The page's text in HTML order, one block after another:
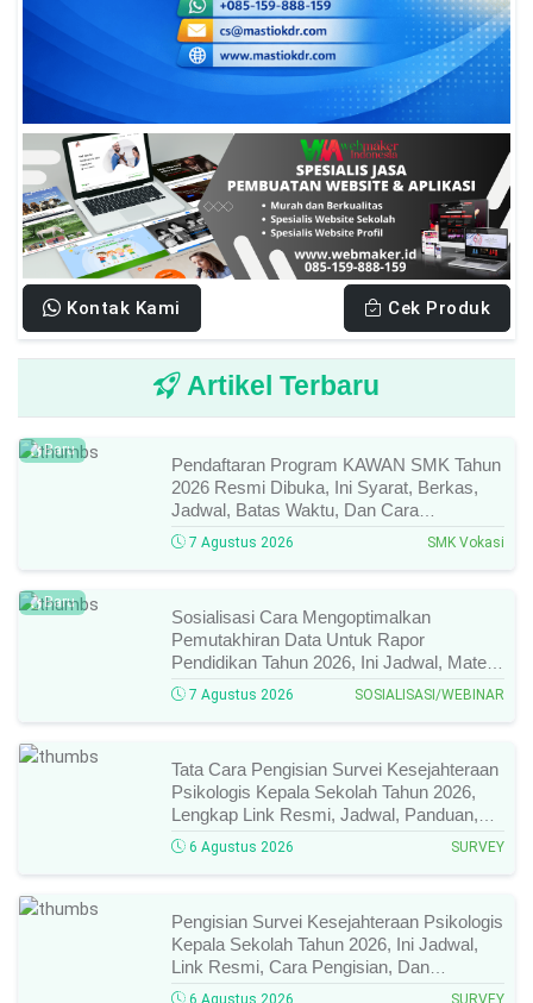
Kontak Kami Cek Produk
Artikel Terbaru
Baru
Pendaftaran Program KAWAN SMK Tahun
2026 Resmi Dibuka, Ini Syarat, Berkas,
Jadwal, Batas Waktu, Dan Cara
Pendaftarannya!
7 Agustus 2026 SMK Vokasi
Baru
Sosialisasi Cara Mengoptimalkan
Pemutakhiran Data Untuk Rapor
Pendidikan Tahun 2026, Ini Jadwal, Materi,
Narasumber, Dan Link Mengikutinya!
7 Agustus 2026 SOSIALISASI/WEBINAR
Tata Cara Pengisian Survei Kesejahteraan
Psikologis Kepala Sekolah Tahun 2026,
Lengkap Link Resmi, Jadwal, Panduan,
Dan Hal Yang Wajib Diperhatikan!
6 Agustus 2026 SURVEY
Pengisian Survei Kesejahteraan Psikologis
Kepala Sekolah Tahun 2026, Ini Jadwal,
Link Resmi, Cara Pengisian, Dan
Ketentuan Lengkapnya!
6 Agustus 2026 SURVEY